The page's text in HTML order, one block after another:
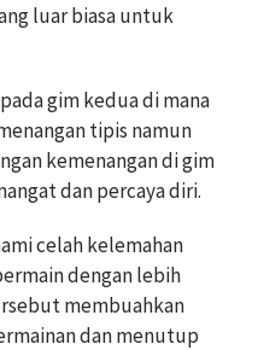
luar biasa untuk
gim kedua di mana
tipis namun
kemenangan di gim
dan percaya diri.
celah kelemahan
dengan lebih
membuahkan
dan menutup